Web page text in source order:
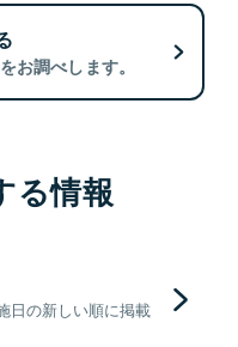
お調べします。
る情報
日の新しい順に掲載